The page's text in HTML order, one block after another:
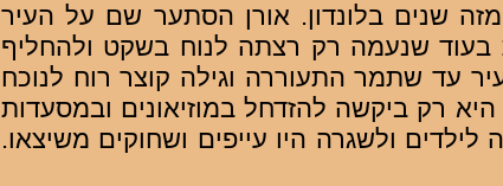
שנים בלונדון. אורן הסתער שם על העיר
בעוד שנעמה רק רצתה לנוח בשקט ולהחליף
עד שתמר התעוררה וגילה קוצר רוח לנוכח
רק ביקשה להזדחל במוזיאונים ובמסעדות
ולשגרה היו עייפים ושחוקים משיצאו.